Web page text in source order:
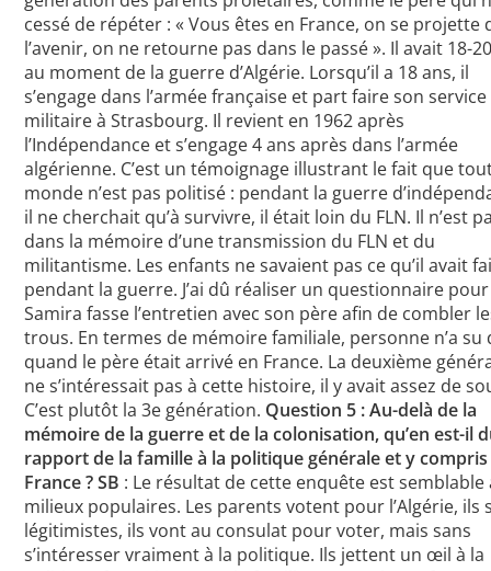
cessé de répéter : « Vous êtes en France, on se projette
l’avenir, on ne retourne pas dans le passé ». Il avait 18-
au moment de la guerre d’Algérie. Lorsqu’il a 18 ans, il
s’engage dans l’armée française et part faire son service
militaire à Strasbourg. Il revient en 1962 après
l’Indépendance et s’engage 4 ans après dans l’armée
algérienne. C’est un témoignage illustrant le fait que
monde n’est pas politisé : pendant la guerre
il ne cherchait qu’à survivre, il était loin du FLN. Il n’est
dans la mémoire d’une transmission du FLN et du
militantisme. Les enfants ne savaient pas ce qu’il avait
pendant la guerre. J’ai dû réaliser un questionnaire
Samira fasse l’entretien avec son père afin de combler
trous. En termes de mémoire familiale, personne n’a su
quand le père était arrivé en France. La deuxième
ne s’intéressait pas à cette histoire, il y avait assez de
C’est plutôt la 3e génération. Question 5 : Au-delà de la
mémoire de la guerre et de la colonisation, qu’en est-il
rapport de la famille à la politique générale et y
France ? SB : Le résultat de cette enquête est semblable
milieux populaires. Les parents votent pour l’Algérie, ils
légitimistes, ils vont au consulat pour voter, mais sans
s’intéresser vraiment à la politique. Ils jettent un œil à la